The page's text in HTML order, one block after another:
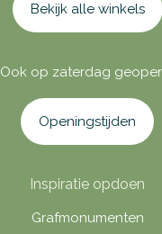
Bekijk alle winkels
Ook op zaterdag
Openingstijden
Inspiratie opdoen
Grafmonumenten